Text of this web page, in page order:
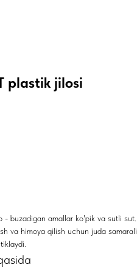
plastik jilosi
buzadigan amallar ko'pik va sutli sut.
va himoya qilish uchun juda samarali